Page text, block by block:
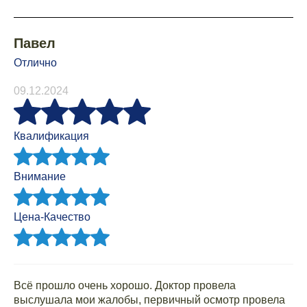
Павел
Отлично
09.12.2024
Квалификация
Внимание
Цена-Качество
Всё прошло очень хорошо. Доктор провела
выслушала мои жалобы, первичный осмотр провела